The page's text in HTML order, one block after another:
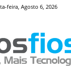
feira, Agosto 6, 2026
Fios